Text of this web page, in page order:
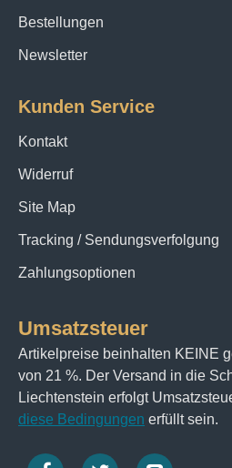
Bestellungen
Newsletter
Kunden Service
Kontakt
Widerruf
Site Map
Tracking / Sendungsverfolgung
Zahlungsoptionen
Umsatzsteuer
Artikelpreise beinhalten KEINE
von 21 %. Der Versand in die
Liechtenstein erfolgt
diese Bedingungen erfüllt sein.